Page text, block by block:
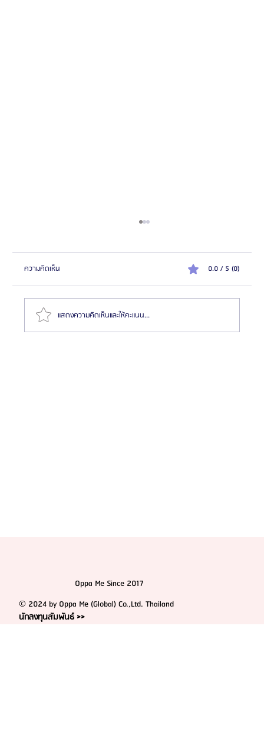
ความคิดเห็น 0.0 / 5 (0)
แสดงความคิดเห็นและให้คะแนน...
Oppa Me Since 2017
© 2024 by Oppa Me (Global) Co.,Ltd. Thailand
นักลงทุนสัมพันธ์ >>